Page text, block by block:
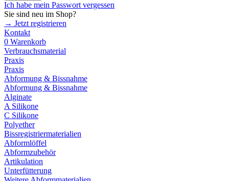
Ich habe mein Passwort vergessen
Sie sind neu im Shop?
→ Jetzt registrieren
Kontakt
0 Warenkorb
Verbrauchsmaterial
Praxis
Praxis
Abformung & Bissnahme
Abformung & Bissnahme
Alginate
A Silikone
C Silikone
Polyether
Bissregistriermaterialien
Abformlöffel
Abformzubehör
Artikulation
Unterfütterung